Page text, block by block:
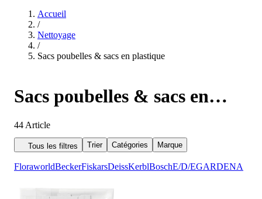
Accueil
/
Nettoyage
/
Sacs poubelles & sacs en plastique
Sacs poubelles & sacs en
plastique
44 Article
Tous les filtres Trier Catégories Marque
FloraworldBeckerFiskarsDeissKerblBoschE/D/EGARDENA